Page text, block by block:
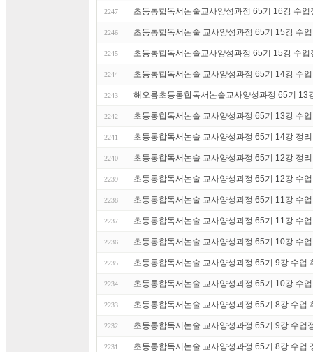
2247 초등통합독서논술교사양성과정 65기 16강 수
2246 초등통합독서논술 교사양성과정 65기 15강 수
2245 초등통합독서논술교사양성과정 65기 15강 수
2244 초등통합독서논술 교사양성과정 65기 14강 수
2243 해오름초등통합독서논술교사양성과정 65기 13
2242 초등통합독서논술 교사양성과정 65기 13강 수
2241 초등통합독서논술 교사양성과정 65기 14강 정리
2240 초등통합독서논술 교사양성과정 65기 12강 정리
2239 초등통합독서논술 교사양성과정 65기 12강 수
2238 초등통합독서논술 교사양성과정 65기 11강 수
2237 초등통합독서논술 교사양성과정 65기 11강 수
2236 초등통합독서논술 교사양성과정 65기 10강 수
2235 초등통합독서논술 교사양성과정 65기 9강 수업
2234 초등통합독서논술 교사양성과정 65기 10강 수
2233 초등통합독서논술 교사양성과정 65기 8강 수업
2232 초등통합독서논술 교사양성과정 65기 9강 수업
2231 초등통합독서논술 교사양성과정 65기 8강 수업